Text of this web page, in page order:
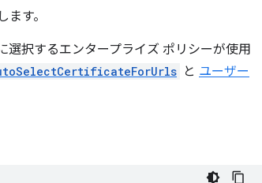
す。
選択するエンタープライズ ポリシーが使用
と ユーザー